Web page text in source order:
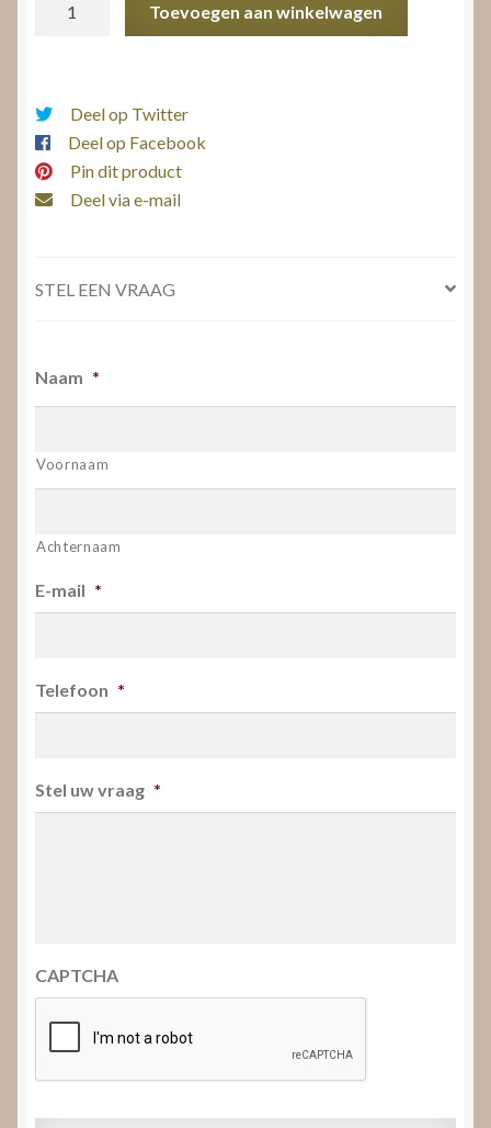
Toevoegen aan winkelwagen
Deel op Twitter
Deel op Facebook
Pin dit product
Deel via e-mail
STEL EEN VRAAG
Naam *
Voornaam
Achternaam
E-mail *
Telefoon *
Stel uw vraag *
CAPTCHA